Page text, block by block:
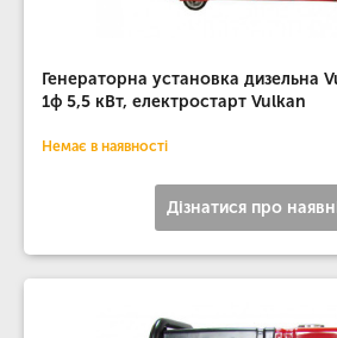
Генераторна установка дизельна
1ф 5,5 кВт, електростарт Vulkan
Немає в наявності
Дізнатися про